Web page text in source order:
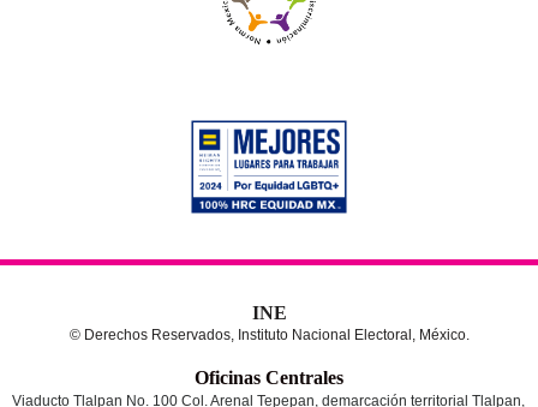
INE
© Derechos Reservados, Instituto Nacional Electoral, México.
Oficinas Centrales
Viaducto Tlalpan No. 100 Col. Arenal Tepepan, demarcación territorial Tlalpan,